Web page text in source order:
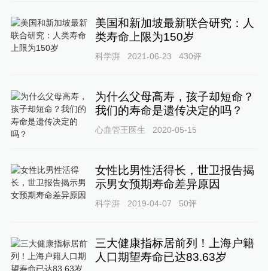
美国和新加坡最新联合研究：人
类寿命上限为150岁
科学湃 2021-06-23 430评
为什么父母高寿，孩子却短命？
我们的寿命是遗传决定的吗？
心血管王医生 2020-05-15
女性比男性活得长，世卫报告揭
示男女预期寿命差异原因
科学湃 2019-04-07 50评
三大健康指标居前列！上海户籍
人口期望寿命已达83.63岁